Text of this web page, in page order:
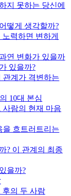
지 못하는 당신에
떻게 생각할까?
력하면 변하게
연 변화가 있을까
있을까?
관계가 격변하는
10대 본심
사람의 현재 마음
을 흐트러트리는
? 이 관계의 최종
을까?
후의 두 사람